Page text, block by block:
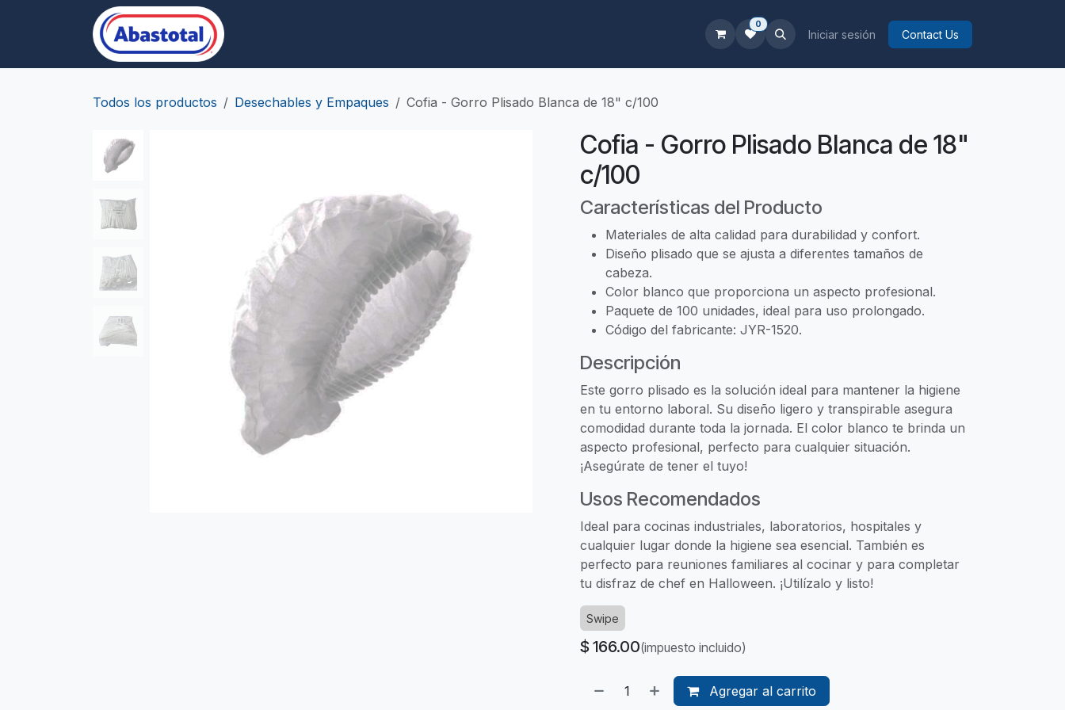
0
Iniciar sesión Contact Us
Todos los productos Desechables y Empaques Cofia - Gorro Plisado Blanca de 18" c/100
Cofia - Gorro Plisado Blanca de 18"
c/100
Características del Producto
Materiales de alta calidad para durabilidad y confort.
Diseño plisado que se ajusta a diferentes tamaños de
cabeza.
Color blanco que proporciona un aspecto profesional.
Paquete de 100 unidades, ideal para uso prolongado.
Código del fabricante: JYR-1520.
Descripción
Este gorro plisado es la solución ideal para mantener la higiene
en tu entorno laboral. Su diseño ligero y transpirable asegura
comodidad durante toda la jornada. El color blanco te brinda un
aspecto profesional, perfecto para cualquier situación.
¡Asegúrate de tener el tuyo!
Usos Recomendados
Ideal para cocinas industriales, laboratorios, hospitales y
cualquier lugar donde la higiene sea esencial. También es
perfecto para reuniones familiares al cocinar y para completar
tu disfraz de chef en Halloween. ¡Utilízalo y listo!
Swipe
$ 166.00(impuesto incluido)
Agregar al carrito